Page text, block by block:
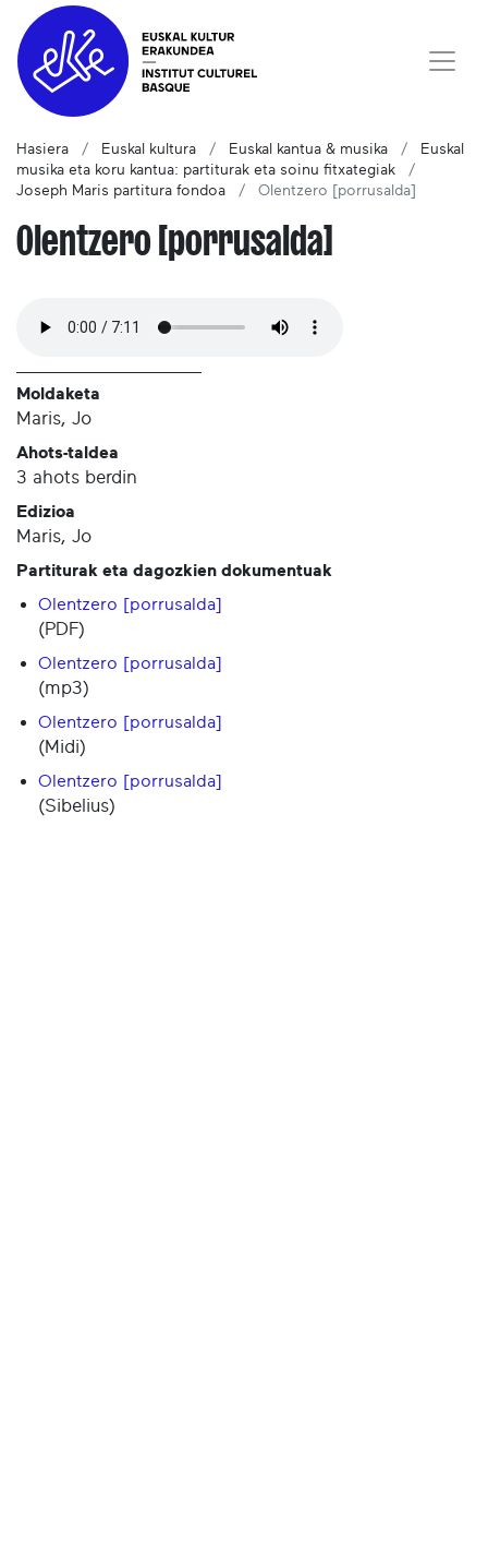
Hasiera Euskal kultura Euskal kantua & musika
Euskal
musika eta koru kantua: partiturak eta soinu fitxategiak
Joseph Maris partitura fondoa
Olentzero [porrusalda]
Olentzero [porrusalda]
Moldaketa
Maris, Jo
Ahots-taldea
3 ahots berdin
Edizioa
Maris, Jo
Partiturak eta dagozkien dokumentuak
Olentzero [porrusalda]
(PDF)
Olentzero [porrusalda]
(mp3)
Olentzero [porrusalda]
(Midi)
Olentzero [porrusalda]
(Sibelius)